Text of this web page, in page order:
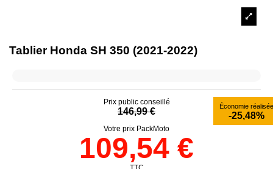
Tablier Honda SH 350 (2021-2022)
Prix public conseillé
146,99 € Économie réalisée
-25,48%
Votre prix PackMoto
109,54 €